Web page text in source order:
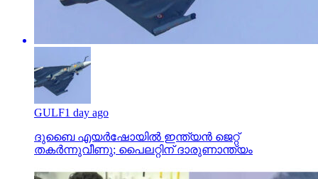
GULF1 day ago
ദുബൈ എയര്‍ഷോയില്‍ ഇന്ത്യന്‍ ജെറ്റ്
തകര്‍ന്നുവീണു; പൈലറ്റിന് ദാരുണാന്ത്യം